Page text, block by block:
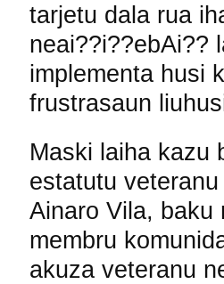
tarjetu dala rua
neai??i??ebAi??
implementa husi
frustrasaun
Maski laiha kazu
estatutu
Ainaro Vila, baku
membru
akuza veteranu